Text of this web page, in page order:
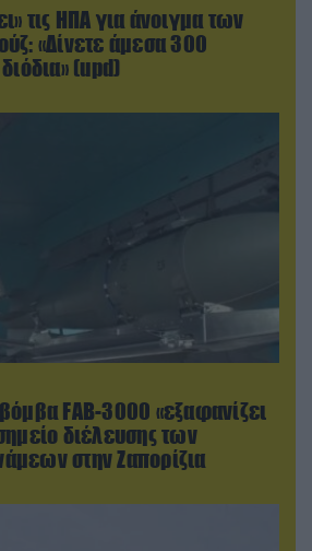
τις ΗΠΑ για άνοιγμα των
«Δίνετε άμεσα 300
(upd)
FAB-3000 «εξαφανίζει
διέλευσης των
στην Ζαπορίζια